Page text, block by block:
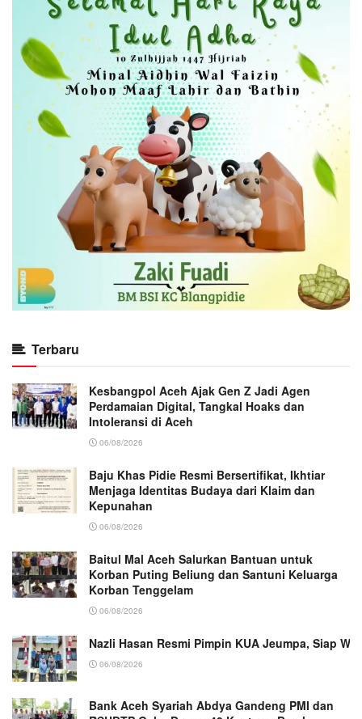
Terbaru
Kesbangpol Aceh Ajak Gen Z Jadi Agen
Perdamaian Digital, Tangkal Hoaks dan
Intoleransi di Aceh
06/08/2026
Baju Khas Pidie Resmi Bersertifikat, Ikhtiar
Menjaga Identitas Budaya dari Klaim dan
Kepunahan
06/08/2026
Baitul Mal Aceh Salurkan Bantuan untuk
Korban Puting Beliung dan Santuni Keluarga
Korban Tenggelam
06/08/2026
Nazli Hasan Resmi Pimpin KUA Jeumpa, Siap
06/08/2026
Bank Aceh Syariah Abdya Gandeng PMI dan